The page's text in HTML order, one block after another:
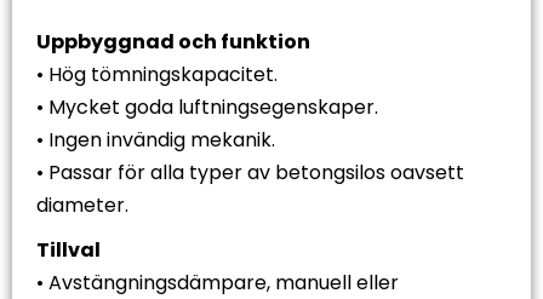
Uppbyggnad och funktion
• Hög tömningskapacitet.
• Mycket goda luftningsegenskaper.
• Ingen invändig mekanik.
• Passar för alla typer av betongsilos oavsett
diameter.
Tillval
• Avstängningsdämpare, manuell eller